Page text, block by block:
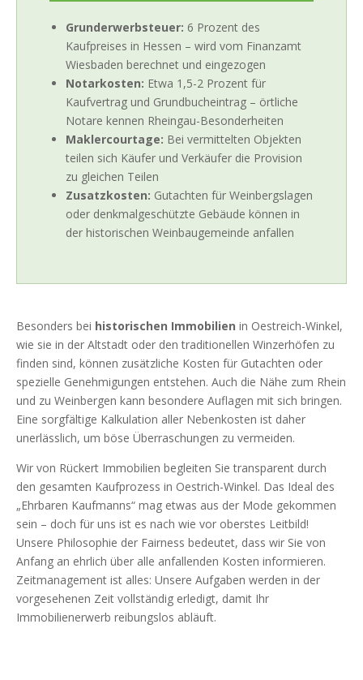
Grunderwerbsteuer: 6 Prozent des
Kaufpreises in Hessen – wird vom Finanzamt
Wiesbaden berechnet und eingezogen
Notarkosten: Etwa 1,5-2 Prozent für
Kaufvertrag und Grundbucheintrag – örtliche
Notare kennen Rheingau-Besonderheiten
Maklercourtage: Bei vermittelten Objekten
teilen sich Käufer und Verkäufer die Provision
zu gleichen Teilen
Zusatzkosten: Gutachten für Weinbergslagen
oder denkmalgeschützte Gebäude können in
der historischen Weinbaugemeinde anfallen
Besonders bei historischen Immobilien in Oestreich-Winkel,
wie sie in der Altstadt oder den traditionellen Winzerhöfen zu
finden sind, können zusätzliche Kosten für Gutachten oder
spezielle Genehmigungen entstehen. Auch die Nähe zum Rhein
und zu Weinbergen kann besondere Auflagen mit sich bringen.
Eine sorgfältige Kalkulation aller Nebenkosten ist daher
unerlässlich, um böse Überraschungen zu vermeiden.
Wir von Rückert Immobilien begleiten Sie transparent durch
den gesamten Kaufprozess in Oestrich-Winkel. Das Ideal des
„Ehrbaren Kaufmanns“ mag etwas aus der Mode gekommen
sein – doch für uns ist es nach wie vor oberstes Leitbild!
Unsere Philosophie der Fairness bedeutet, dass wir Sie von
Anfang an ehrlich über alle anfallenden Kosten informieren.
Zeitmanagement ist alles: Unsere Aufgaben werden in der
vorgesehenen Zeit vollständig erledigt, damit Ihr
Immobilienerwerb reibungslos abläuft.